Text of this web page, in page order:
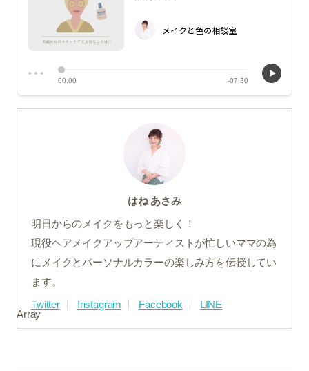
はね あさみ
明日からのメイクをもっと楽しく！
現役ヘアメイクアップアーティストが忙しいママの為
にメイクとパーソナルカラーの楽しみ方を伝授してい
ます。
Twitter
Instagram Facebook
LINE
Array